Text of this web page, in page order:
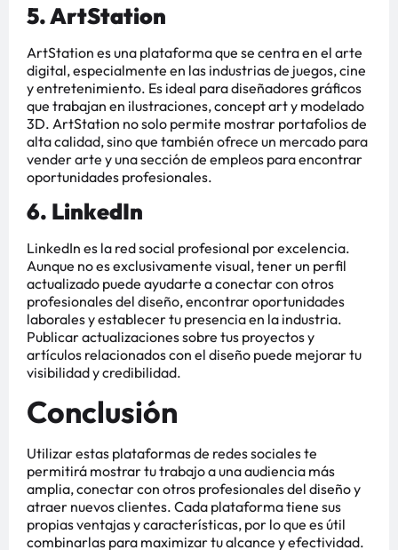
5. ArtStation
ArtStation es una plataforma que se centra en el arte
digital, especialmente en las industrias de juegos, cine
y entretenimiento. Es ideal para diseñadores gráficos
que trabajan en ilustraciones, concept art y modelado
3D. ArtStation no solo permite mostrar portafolios de
alta calidad, sino que también ofrece un mercado para
vender arte y una sección de empleos para encontrar
oportunidades profesionales​​​​.
6. LinkedIn
LinkedIn es la red social profesional por excelencia.
Aunque no es exclusivamente visual, tener un perfil
actualizado puede ayudarte a conectar con otros
profesionales del diseño, encontrar oportunidades
laborales y establecer tu presencia en la industria.
Publicar actualizaciones sobre tus proyectos y
artículos relacionados con el diseño puede mejorar tu
visibilidad y credibilidad​​​​.
Conclusión
Utilizar estas plataformas de redes sociales te
permitirá mostrar tu trabajo a una audiencia más
amplia, conectar con otros profesionales del diseño y
atraer nuevos clientes. Cada plataforma tiene sus
propias ventajas y características, por lo que es útil
combinarlas para maximizar tu alcance y efectividad.